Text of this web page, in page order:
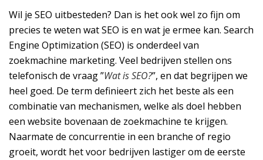
Wil je SEO uitbesteden? Dan is het ook wel zo fijn om
precies te weten wat SEO is en wat je ermee kan. Search
Engine Optimization (SEO) is onderdeel van
zoekmachine marketing. Veel bedrijven stellen ons
telefonisch de vraag ”Wat is SEO?”, en dat begrijpen we
heel goed. De term definieert zich het beste als een
combinatie van mechanismen, welke als doel hebben
een website bovenaan de zoekmachine te krijgen.
Naarmate de concurrentie in een branche of regio
groeit, wordt het voor bedrijven lastiger om de eerste